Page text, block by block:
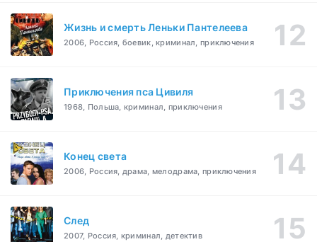
Жизнь и смерть Леньки Пантелеева
2006, Россия, боевик, криминал, приключения
Приключения пса Цивиля
1968, Польша, криминал, приключения
Конец света
2006, Россия, драма, мелодрама, приключения
След
2007, Россия, криминал, детектив